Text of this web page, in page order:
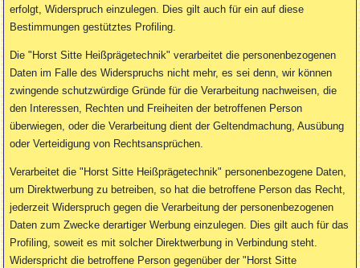
erfolgt, Widerspruch einzulegen. Dies gilt auch für ein auf diese
Bestimmungen gestütztes Profiling.
Die "Horst Sitte Heißprägetechnik" verarbeitet die personenbezogenen
Daten im Falle des Widerspruchs nicht mehr, es sei denn, wir können
zwingende schutzwürdige Gründe für die Verarbeitung nachweisen, die
den Interessen, Rechten und Freiheiten der betroffenen Person
überwiegen, oder die Verarbeitung dient der Geltendmachung, Ausübung
oder Verteidigung von Rechtsansprüchen.
Verarbeitet die "Horst Sitte Heißprägetechnik" personenbezogene Daten,
um Direktwerbung zu betreiben, so hat die betroffene Person das Recht,
jederzeit Widerspruch gegen die Verarbeitung der personenbezogenen
Daten zum Zwecke derartiger Werbung einzulegen. Dies gilt auch für das
Profiling, soweit es mit solcher Direktwerbung in Verbindung steht.
Widerspricht die betroffene Person gegenüber der "Horst Sitte